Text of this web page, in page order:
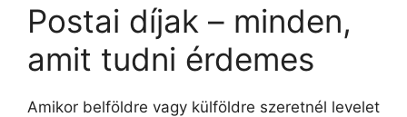
Postai díjak – minden,
amit tudni érdemes
Amikor belföldre vagy külföldre szeretnél levelet